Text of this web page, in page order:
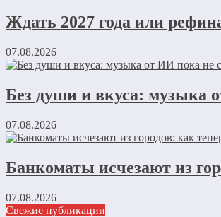
Ждать 2027 года или
07.08.2026
Без души и вкуса: музыка
07.08.2026
Банкоматы исчезают из
07.08.2026
Свежие публикации